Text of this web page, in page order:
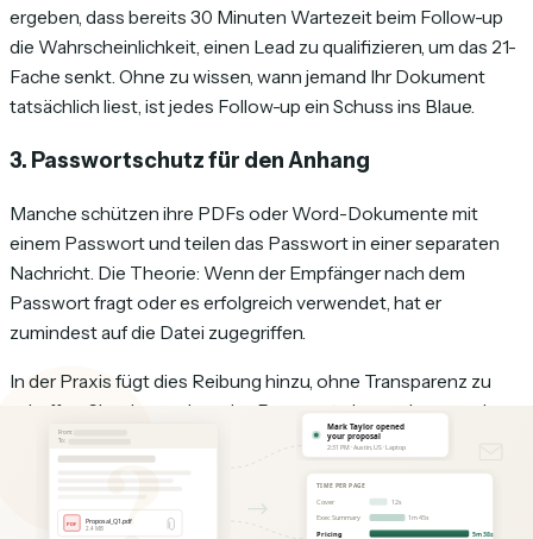
ergeben, dass bereits 30 Minuten Wartezeit beim Follow-up
die Wahrscheinlichkeit, einen Lead zu qualifizieren, um das 21-
Fache senkt. Ohne zu wissen, wann jemand Ihr Dokument
tatsächlich liest, ist jedes Follow-up ein Schuss ins Blaue.
3. Passwortschutz für den Anhang
Manche schützen ihre PDFs oder Word-Dokumente mit
einem Passwort und teilen das Passwort in einer separaten
Nachricht. Die Theorie: Wenn der Empfänger nach dem
Passwort fragt oder es erfolgreich verwendet, hat er
zumindest auf die Datei zugegriffen.
In der Praxis fügt dies Reibung hinzu, ohne Transparenz zu
schaffen. Sie wissen, dass das Passwort eingegeben wurde
(vielleicht), aber Sie wissen trotzdem nicht, ob die Person
Seite 1 oder Seite 12 gelesen hat, 30 Sekunden oder 30
Minuten dafür aufgewendet hat oder die Datei an jemand
anderen weitergegeben hat. Und die zusätzliche Reibung —